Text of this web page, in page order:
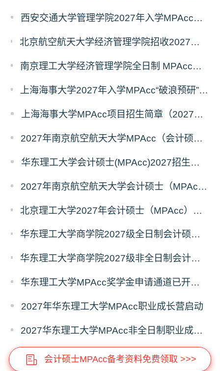
西安交通大学管理学院2027年入学MPAcc项目“卓越计划”申请指南
北京航空航天大学经济管理学院招收2027年非全日制会计专业硕士（MPAcc）校园开放日活动
南京理工大学经济管理学院全日制 MPAcc停招及会计学初试科目调整通知
上海海事大学2027年入学MPAcc“破浪预研”系列招生宣讲活动正式发布
上海海事大学MPAcc项目招生简章（2027年）
2027年南京航空航天大学MPAcc（会计硕士）招生简章
华东理工大学会计硕士(MPAcc)2027招生宣传册
2027年南京航空航天大学会计硕士（MPAcc非全日制）招生简章
北京理工大学2027年会计硕士（MPAcc）招生说明（专业代码：125300）
华东理工大学商学院2027级全日制会计硕士（MPAcc）奖助学金方案
华东理工大学商学院2027级非全日制会计硕士（MPAcc）奖学金方案
华东理工大学MPAcc奖学金申请通道已开启，抢先占位！
2027年华东理工大学MPAcc职业成长营启动
2027华东理工大学MPAcc非全日制职业成长营7月专场开放报名！
会计硕士MPAcc备考资料免费领取 >>>